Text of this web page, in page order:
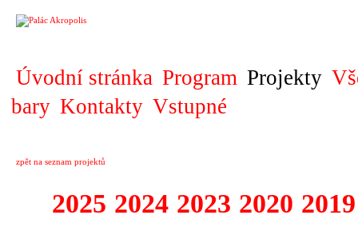
Úvodní stránka Program Projekty
bary Kontakty Vstupné
zpět na seznam projektů
2025 2024 2023 2020 2019